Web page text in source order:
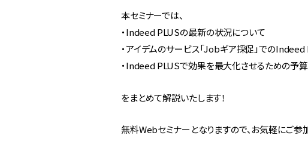
本セミナーでは、
・Indeed PLUSの最新の状況について
・アイデムのサービス「Jobギア採促」での
・Indeed PLUSで効果を最大化させるための予
をまとめて解説いたします！
無料Webセミナーとなりますので、お気軽にご参